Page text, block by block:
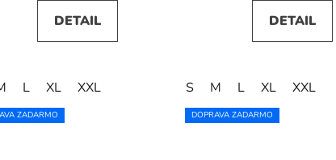
DETAIL
L XL XXL
DETAIL
S M L XL XXL
ZADARMO DOPRAVA ZADARMO